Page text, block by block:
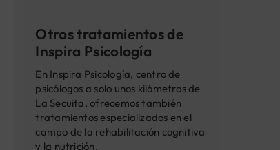
Otros tratamientos de
Inspira Psicología
En Inspira Psicología, centro de
psicólogos a solo unos kilómetros de
La Secuita, ofrecemos también
tratamientos especializados en el
campo de la rehabilitación cognitiva
y la nutrición.